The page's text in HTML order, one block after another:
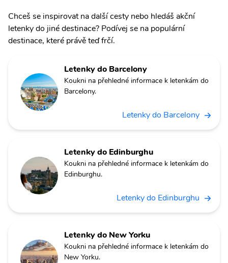
Chceš se inspirovat na další cesty nebo hledáš akční
letenky do jiné destinace? Podívej se na populární
destinace, které právě teď frčí.
Letenky do Barcelony
Koukni na přehledné informace k letenkám do
Barcelony.
Letenky do Barcelony
Letenky do Edinburghu
Koukni na přehledné informace k letenkám do
Edinburghu.
Letenky do Edinburghu
Letenky do New Yorku
Koukni na přehledné informace k letenkám do
New Yorku.